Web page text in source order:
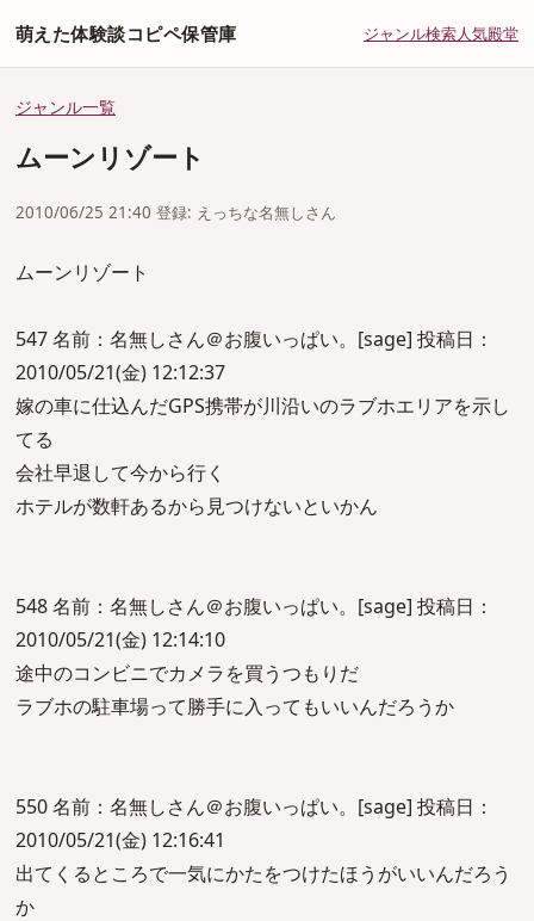
萌えた体験談コピペ保管庫 ジャンル検索人気殿堂
ジャンル一覧
ムーンリゾート
2010/06/25 21:40 登録: えっちな名無しさん
ムーンリゾート
547 名前：名無しさん＠お腹いっぱい。[sage] 投稿日：
2010/05/21(金) 12:12:37
嫁の車に仕込んだGPS携帯が川沿いのラブホエリアを示し
てる
会社早退して今から行く
ホテルが数軒あるから見つけないといかん
548 名前：名無しさん＠お腹いっぱい。[sage] 投稿日：
2010/05/21(金) 12:14:10
途中のコンビニでカメラを買うつもりだ
ラブホの駐車場って勝手に入ってもいいんだろうか
550 名前：名無しさん＠お腹いっぱい。[sage] 投稿日：
2010/05/21(金) 12:16:41
出てくるところで一気にかたをつけたほうがいいんだろう
か